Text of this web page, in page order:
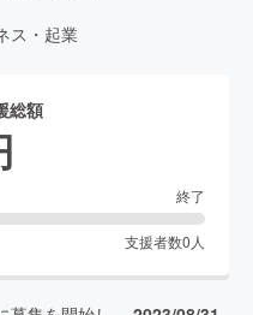
ス・起業
総額
終了
支援者数0 人